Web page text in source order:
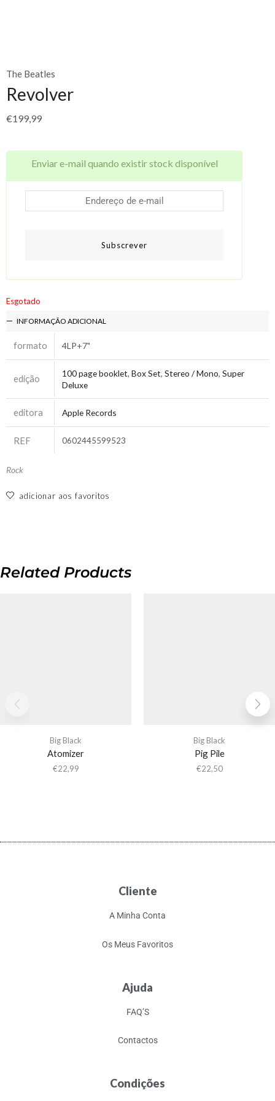
The Beatles
Revolver
€199,99
Enviar e-mail quando existir stock disponível
Subscrever
Esgotado
INFORMAÇÃO ADICIONAL
formato 4LP+7"
edição 100 page booklet, Box Set, Stereo / Mono, Super
Deluxe
editora Apple Records
REF 0602445599523
Rock
adicionar aos favoritos
Related Products
Big Black
Atomizer
€22,99
Big Black
Pig Pile
€22,50
Cliente
A Minha Conta
Os Meus Favoritos
Ajuda
FAQ’S
Contactos
Condições